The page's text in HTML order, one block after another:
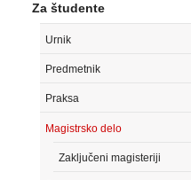
Za študente
Urnik
Predmetnik
Praksa
Magistrsko delo
Zaključeni magisteriji